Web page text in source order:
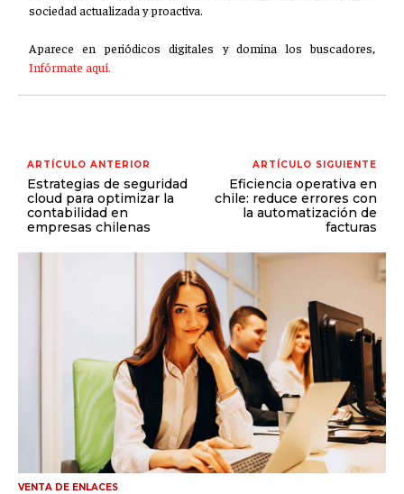
sociedad actualizada y proactiva.
Aparece en periódicos digitales y domina los buscadores,
Infórmate aquí.
ARTÍCULO ANTERIOR
Estrategias de seguridad
cloud para optimizar la
contabilidad en
empresas chilenas
ARTÍCULO SIGUIENTE
Eficiencia operativa en
chile: reduce errores con
la automatización de
facturas
VENTA DE ENLACES